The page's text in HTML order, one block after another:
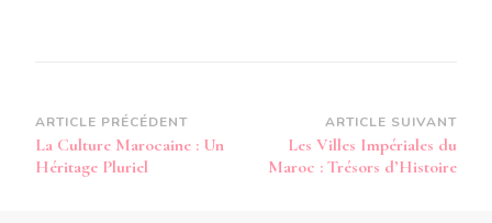
Navigation
d’article
ARTICLE PRÉCÉDENT
La Culture Marocaine : Un
Héritage Pluriel
ARTICLE SUIVANT
Les Villes Impériales du
Maroc : Trésors d’Histoire